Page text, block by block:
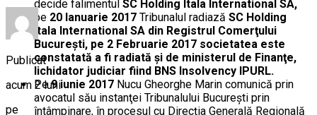
decide falimentul SC Holding Itala International SA,
pe 20 Ianuarie 2017 Tribunalul radiază SC Holding
Itala International SA din Registrul Comerţului
Bucureşti, pe 2 Februarie 2017 societatea este
constatată a fi radiată şi de ministerul de Finanţe,
lichidator judiciar fiind BNS Insolvency IPURL.
Pe9 iunie 2017 Nucu Gheorghe Marin comunică prin
avocatul său instanţei Tribunalului Bucureşti prin
întâmpinare, în procesul cu Direcţia Generală Regională
Publicat
acum 2 luni
pe